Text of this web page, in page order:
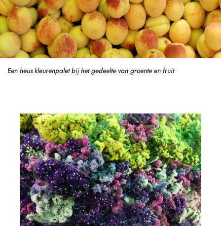
Een heus kleurenpalet bij het gedeelte van groente en fruit